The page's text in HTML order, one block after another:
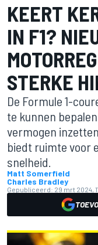
KEERT
IN F1?
STERKE
De Formule 1-
te kunnen
vermogen
biedt ruimte voor
snelheid.
Matt Somerfield
Charles Bradley
Gepubliceerd: 29 mrt 2024,